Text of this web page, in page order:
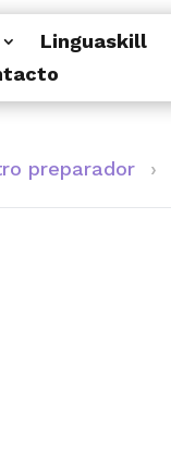
Linguaskill
preparador ›